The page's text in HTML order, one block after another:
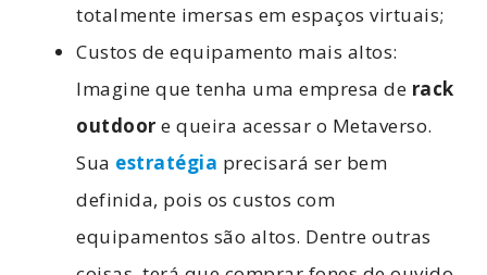
totalmente imersas em espaços virtuais;
Custos de equipamento mais altos:
Imagine que tenha uma empresa de rack
outdoor e queira acessar o Metaverso.
Sua estratégia precisará ser bem
definida, pois os custos com
equipamentos são altos. Dentre outras